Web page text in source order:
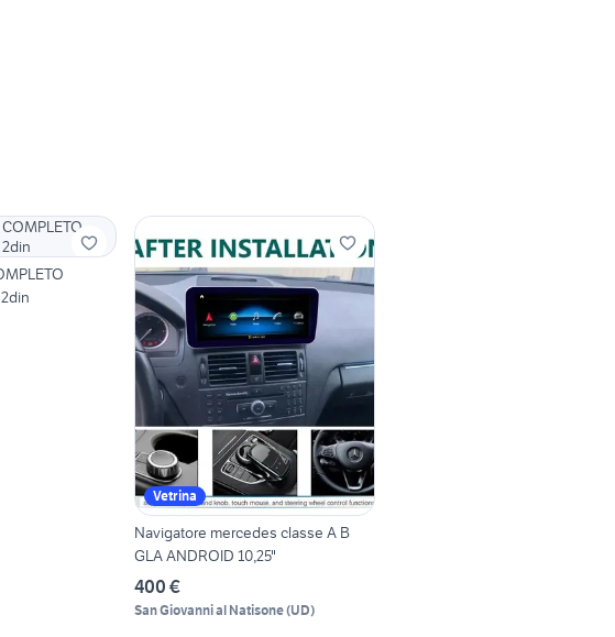
Vetrina
Navigatore mercedes classe A B
GLA ANDROID 10,25"
400 €
San Giovanni al Natisone(UD)